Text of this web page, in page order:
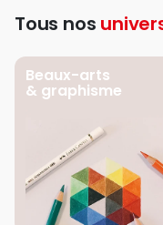
Tous nos
Beaux-arts
& graphisme